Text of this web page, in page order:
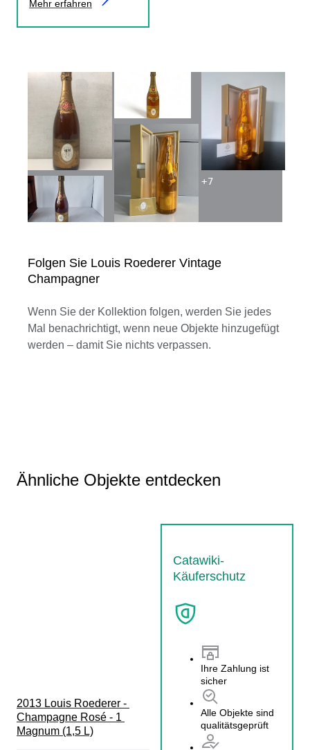
Mehr erfahren
Folgen Sie Louis Roederer Vintage
Champagner
Wenn Sie der Kollektion folgen, werden Sie jedes
Mal benachrichtigt, wenn neue Objekte hinzugefügt
werden – damit Sie nichts verpassen.
+7
Ähnliche Objekte entdecken
Catawiki-
Käuferschutz
Ihre Zahlung ist
sicher
Alle Objekte sind
qualitätsgeprüft
2013 Louis Roederer -
Champagne Rosé - 1
Magnum (1,5 L)